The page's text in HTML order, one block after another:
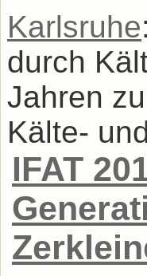
Karlsruhe
durch
Jahren
Kälte-
IFAT